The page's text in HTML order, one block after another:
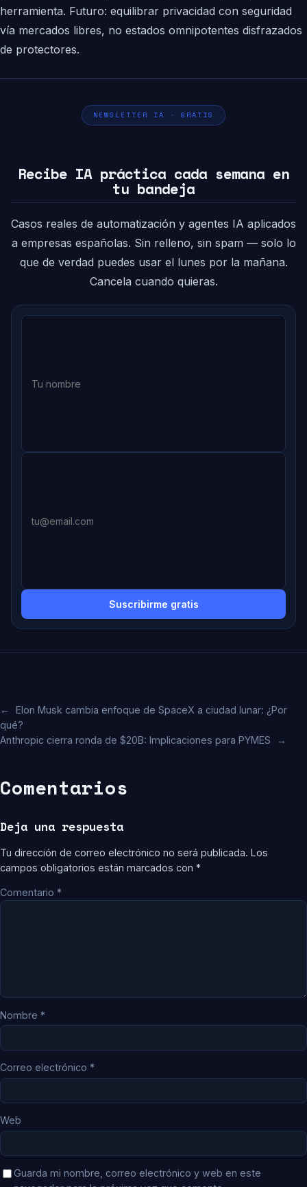
herramienta. Futuro: equilibrar privacidad con seguridad
vía mercados libres, no estados omnipotentes disfrazados
de protectores.
NEWSLETTER IA · GRATIS
Recibe IA práctica cada semana en
tu bandeja
Casos reales de automatización y agentes IA aplicados
a empresas españolas. Sin relleno, sin spam — solo lo
que de verdad puedes usar el lunes por la mañana.
Cancela cuando quieras.
Suscribirme gratis
←
Elon Musk cambia enfoque de SpaceX a ciudad lunar: ¿Por
qué?
Anthropic cierra ronda de $20B: Implicaciones para PYMES
→
Comentarios
Deja una respuesta
Tu dirección de correo electrónico no será publicada. Los
campos obligatorios están marcados con *
Comentario *
Nombre *
Correo electrónico *
Web
Guarda mi nombre, correo electrónico y web en este